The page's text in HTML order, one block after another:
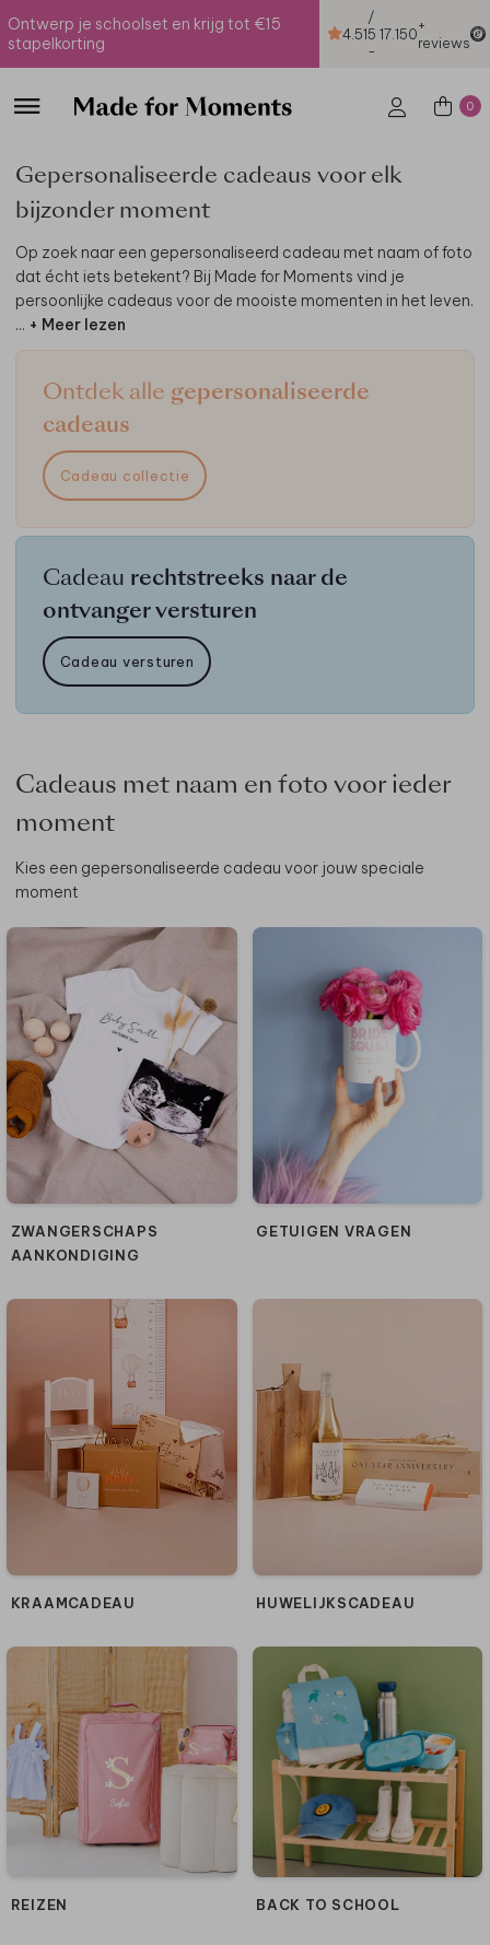
Ontwerp je schoolset en krijg tot €15
stapelkorting
4.51
/
5
-
17.150+
reviews
0
Gepersonaliseerde cadeaus voor elk
bijzonder moment
Op zoek naar een gepersonaliseerd cadeau met naam of foto
dat écht iets betekent? Bij Made for Moments vind je
persoonlijke cadeaus voor de mooiste momenten in het leven.
... + Meer lezen
Ontdek alle gepersonaliseerde
cadeaus
Cadeau collectie
Cadeau rechtstreeks naar de
ontvanger versturen
Cadeau versturen
Cadeaus met naam en foto voor ieder
moment
Kies een gepersonaliseerde cadeau voor jouw speciale
moment
ZWANGERSCHAPS
AANKONDIGING
GETUIGEN VRAGEN
KRAAMCADEAU HUWELIJKSCADEAU
REIZEN BACK TO SCHOOL